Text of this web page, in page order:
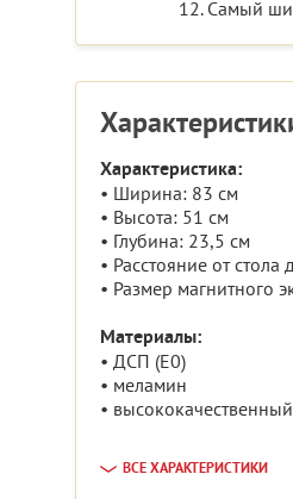
12. Самый
Характеристика:
• Ширина: 83 см
• Высота: 51 см
• Глубина: 23,5 см
• Расстояние от
• Размер магнитного
Материалы:
• ДСП (E0)
• меламин
•
ВСЕ ХАРАКТЕРИСТИКИ